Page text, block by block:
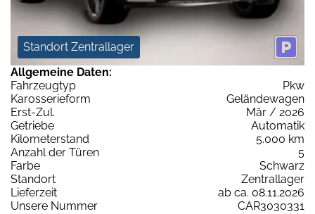
Standort Zentrallager
Allgemeine Daten:
Fahrzeugtyp
Pkw
Karosserieform
Geländewagen
Erst-Zul.
Mär / 2026
Getriebe
Automatik
Kilometerstand
5.000 km
Anzahl der Türen
5
Farbe
Schwarz
Standort
Zentrallager
Lieferzeit
ab ca. 08.11.2026
Unsere Nummer
CAR3030331